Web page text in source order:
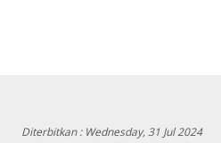
Diterbitkan : Wednesday, 31 Jul 2024